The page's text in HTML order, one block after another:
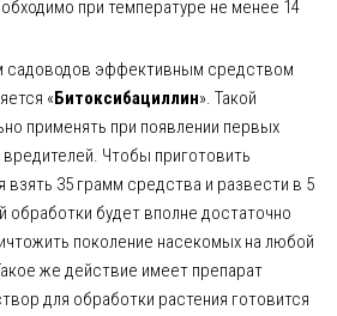
при температуре не менее 14
садоводов эффективным средством
«Битоксибациллин». Такой
применять при появлении первых
вредителей. Чтобы приготовить
взять 35 грамм средства и развести в 5
обработки будет вполне достаточно
поколение насекомых на любой
же действие имеет препарат
для обработки растения готовится